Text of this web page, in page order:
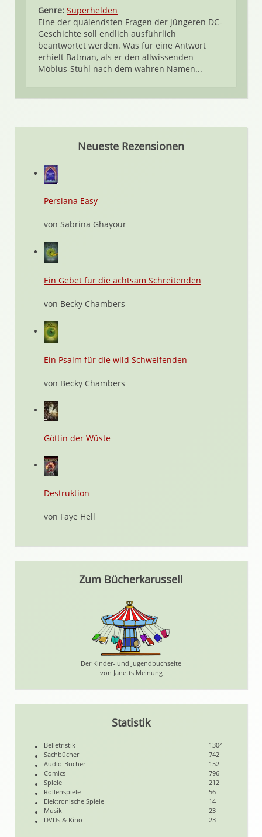
Genre: Superhelden
Eine der quälendsten Fragen der jüngeren DC-
Geschichte soll endlich ausführlich
beantwortet werden. Was für eine Antwort
erhielt Batman, als er den allwissenden
Möbius-Stuhl nach dem wahren Namen...
Neueste Rezensionen
Persiana Easy
von Sabrina Ghayour
Ein Gebet für die achtsam Schreitenden
von Becky Chambers
Ein Psalm für die wild Schweifenden
von Becky Chambers
Göttin der Wüste
Destruktion
von Faye Hell
Zum Bücherkarussell
Der Kinder- und Jugendbuchseite
von Janetts Meinung
Statistik
Belletristik
1304
Sachbücher
742
Audio-Bücher
152
Comics
796
Spiele
212
Rollenspiele
56
Elektronische Spiele
14
Musik
23
DVDs & Kino
23